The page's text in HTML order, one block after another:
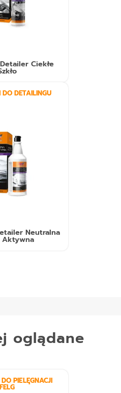
Ciekłe
DETAILINGU
Neutralna
Aktywna
oglądane
PIELĘGNACJI
FELG